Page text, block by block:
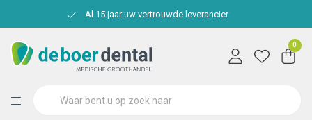
Al 15 jaar uw vertrouwde leverancier
0